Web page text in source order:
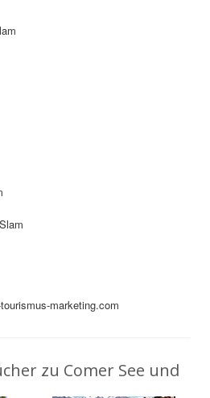
marketing.com
zu Comer See und